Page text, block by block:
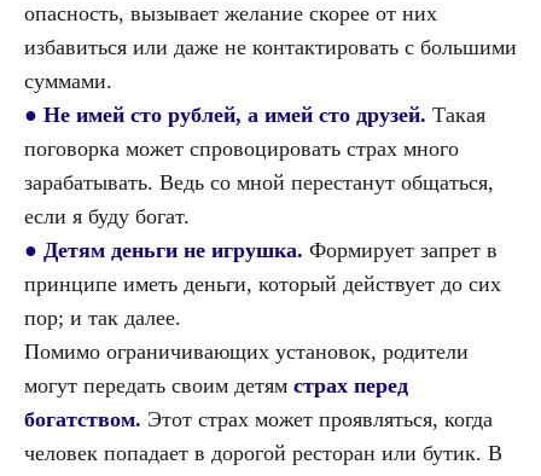
опасность, вызывает желание скорее от них
избавиться или даже не контактировать с большими
суммами.
● Не имей сто рублей, а имей сто друзей. Такая
поговорка может спровоцировать страх много
зарабатывать. Ведь со мной перестанут общаться,
если я буду богат.
● Детям деньги не игрушка. Формирует запрет в
принципе иметь деньги, который действует до сих
пор; и так далее.
Помимо ограничивающих установок, родители
могут передать своим детям страх перед
богатством. Этот страх может проявляться, когда
человек попадает в дорогой ресторан или бутик. В